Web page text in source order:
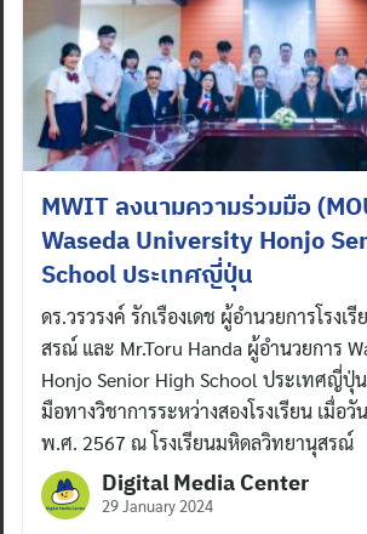
MWIT ลงนามความร่วมมือ
Waseda University Honjo
School ประเทศญี่ปุ่น
ดร.วรวรงค์ รักเรืองเดช ผู้อำนวยการโรง
สรณ์ และ Mr.Toru Handa ผู้อำนวยการ
Honjo Senior High School ประเทศญี่ปุ่
มือทางวิชาการระหว่างสองโรงเรียน เมื่อ
พ.ศ. 2567 ณ โรงเรียนมหิดลวิทยานุสรณ์
Digital Media Center
29 January 2024